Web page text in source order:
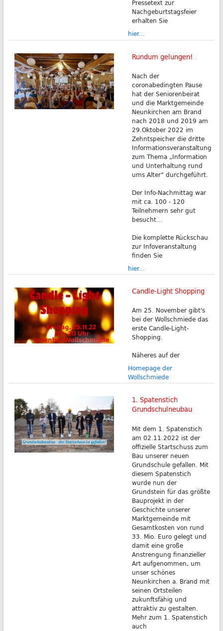
Pressetext zur
Nachgeburtstagsfeier
erhalten Sie
hier...
Rundum gelungen!
Nach der
coronabedingten Pause
hat der Seniorenbeirat
und die Marktgemeinde
Neunkirchen am Brand
nach 2018 und 2019 am
29.Oktober 2022 im
Zehntspeicher die dritte
Informationsveranstaltung
zum Thema „Information
und Unterhaltung rund
ums Alter“ durchgeführt.
Der Info-Nachmittag war
mit ca. 100 - 120
Teilnehmern sehr gut
besucht...
Die komplette Rückschau
zur Infoveranstaltung
finden Sie
hier...
Candle-Light Shopping
Am 25. November gibt's
bei der Wollschmiede das
erste Candle-Light-
Shopping.
Näheres auf der
Homepage der
Wollschmiede
1. Spatenstich
Grundschulneubau
Mit dem 1. Spatenstich
am 02.11.2022 ist der
offizielle Startschuss zum
Bau unserer neuen
Grundschule gefallen. Mit
diesem Spatenstich
wurde nun der
Grundstein für das größte
Bauprojekt in der
Geschichte unserer
Marktgemeinde mit
Gesamtkosten von rund
33. Mio. Euro gelegt und
damit eine große
Anstrengung finanzieller
Art aufgenommen, um
unser schönes
Neunkirchen a. Brand mit
seinen Ortsteilen
zukunftsfähig und
attraktiv zu gestalten.
Mehr zum 1. Spatenstich
auch